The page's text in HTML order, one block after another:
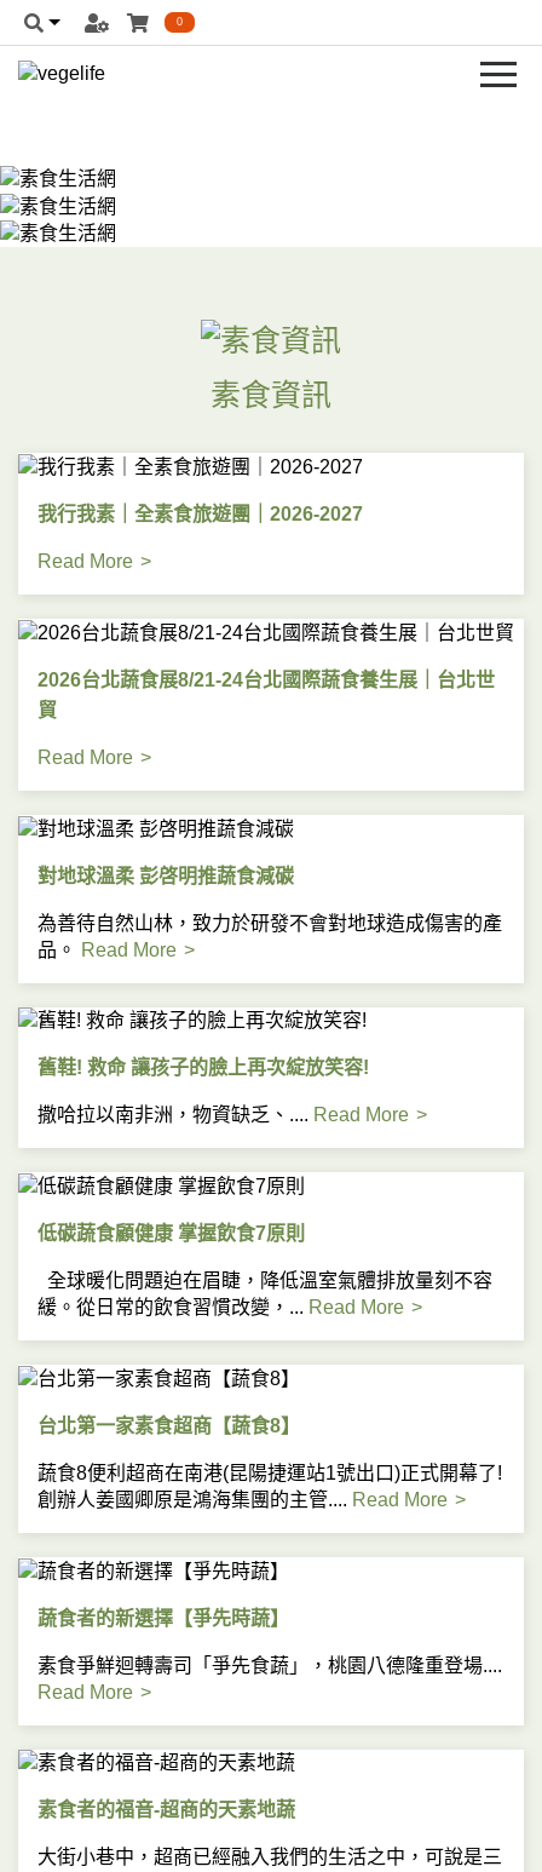
0
素食資訊
我行我素｜全素食旅遊團｜2026-2027
Read More
2026台北蔬食展8/21-24台北國際蔬食養生展｜台北世
貿
Read More
對地球溫柔 彭啓明推蔬食減碳
為善待自然山林，致力於研發不會對地球造成傷害的產
品。
Read More
舊鞋! 救命 讓孩子的臉上再次綻放笑容!
撒哈拉以南非洲，物資缺乏、.... Read More
低碳蔬食顧健康 掌握飲食7原則
全球暖化問題迫在眉睫，降低溫室氣體排放量刻不容
緩。從日常的飲食習慣改變，... Read More
台北第一家素食超商【蔬食8】
蔬食8便利超商在南港(昆陽捷運站1號出口)正式開幕了!
創辦人姜國卿原是鴻海集團的主管.... Read More
蔬食者的新選擇【爭先時蔬】
素食爭鮮迴轉壽司「爭先食蔬」，桃園八德隆重登場....
Read More
素食者的福音-超商的天素地蔬
大街小巷中，超商已經融入我們的生活之中，可說是三